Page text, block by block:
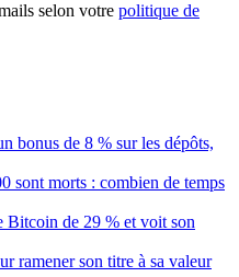
selon votre politique de
bonus de 8 % sur les dépôts,
sont morts : combien de temps
Bitcoin de 29 % et voit son
ramener son titre à sa valeur